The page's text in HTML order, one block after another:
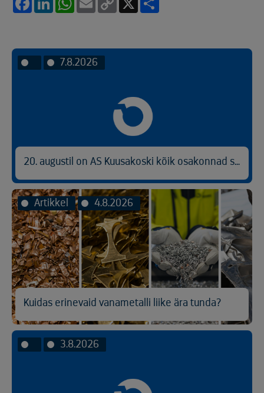
7.8.2026
20. augustil on AS Kuusakoski kõik osakonnad suletud
Artikkel 4.8.2026
Kuidas erinevaid vanametalli liike ära tunda?
3.8.2026